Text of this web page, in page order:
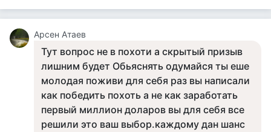
Арсен Атаев
Тут вопрос не в похоти а скрытый призыв
лишним будет Обьяснять одумайся ты еше
молодая поживи для себя раз вы написали
как победить похоть а не как заработать
первый миллион доларов вы для себя все
решили это ваш выбор.каждому дан шанс